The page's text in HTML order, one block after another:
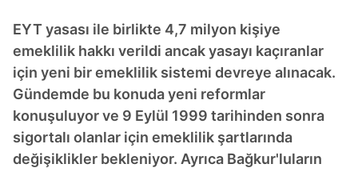
EYT yasası ile birlikte 4,7 milyon kişiye
emeklilik hakkı verildi ancak yasayı kaçıranlar
için yeni bir emeklilik sistemi devreye alınacak.
Gündemde bu konuda yeni reformlar
konuşuluyor ve 9 Eylül 1999 tarihinden sonra
sigortalı olanlar için emeklilik şartlarında
değişiklikler bekleniyor. Ayrıca Bağkur'luların